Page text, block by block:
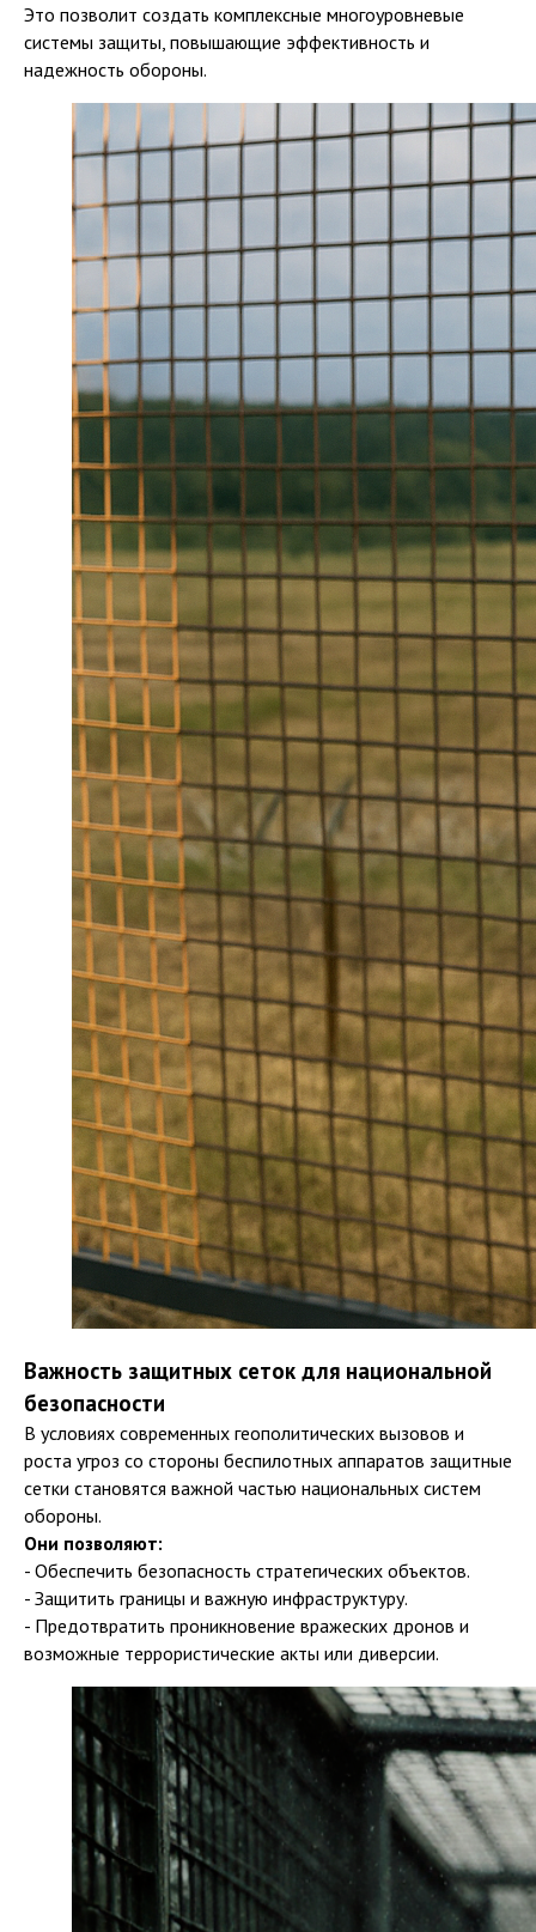
Это позволит создать комплексные многоуровневые
системы защиты, повышающие эффективность и
надежность обороны.
Важность защитных сеток для национальной
безопасности
В условиях современных геополитических вызовов и
роста угроз со стороны беспилотных аппаратов защитные
сетки становятся важной частью национальных систем
обороны.
Они позволяют:
- Обеспечить безопасность стратегических объектов.
- Защитить границы и важную инфраструктуру.
- Предотвратить проникновение вражеских дронов и
возможные террористические акты или диверсии.